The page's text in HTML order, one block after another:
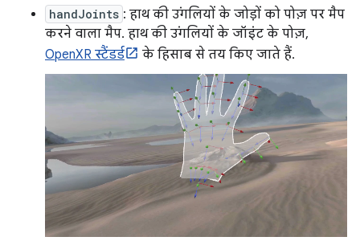
handJoints : हाथ की उंगलियों के जोड़ों को पोज़ पर मैप
करने वाला मैप. हाथ की उंगलियों के जॉइंट के पोज़,
OpenXR स्टैंडर्ड
के हिसाब से तय किए जाते हैं.